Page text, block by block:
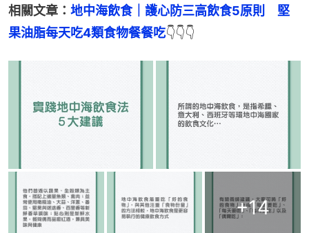
相關文章： 地中海飲食｜護心防三高飲食5原則　堅
果油脂每天吃4類食物餐餐吃👇👇👇
+14